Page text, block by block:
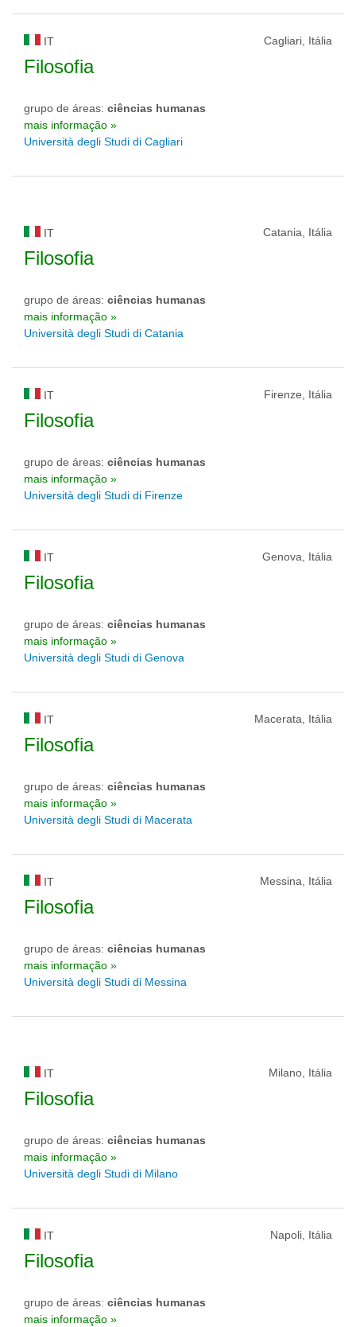
IT Cagliari, Itália
Filosofia
grupo de áreas: ciências humanas
mais informação »
Università degli Studi di Cagliari
IT Catania, Itália
Filosofia
grupo de áreas: ciências humanas
mais informação »
Università degli Studi di Catania
IT Firenze, Itália
Filosofia
grupo de áreas: ciências humanas
mais informação »
Università degli Studi di Firenze
IT Genova, Itália
Filosofia
grupo de áreas: ciências humanas
mais informação »
Università degli Studi di Genova
IT Macerata, Itália
Filosofia
grupo de áreas: ciências humanas
mais informação »
Università degli Studi di Macerata
IT Messina, Itália
Filosofia
grupo de áreas: ciências humanas
mais informação »
Università degli Studi di Messina
IT Milano, Itália
Filosofia
grupo de áreas: ciências humanas
mais informação »
Università degli Studi di Milano
IT Napoli, Itália
Filosofia
grupo de áreas: ciências humanas
mais informação »